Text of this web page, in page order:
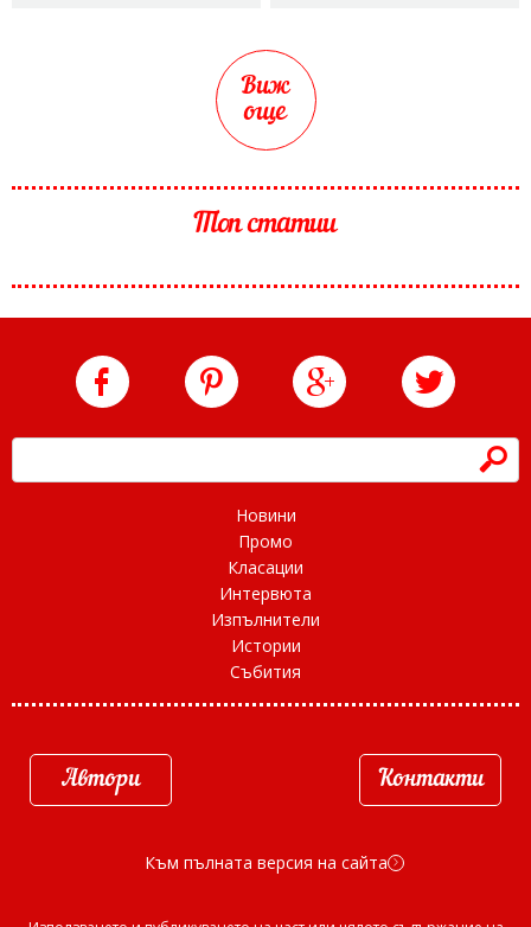
Виж
още
Топ статии
h
Новини
Промо
Класации
Интервюта
Изпълнители
Истории
Събития
Автори Контакти
Към пълната версия на сайта d